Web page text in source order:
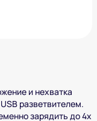
и нехватка
разветвителем.
зарядить до 4х